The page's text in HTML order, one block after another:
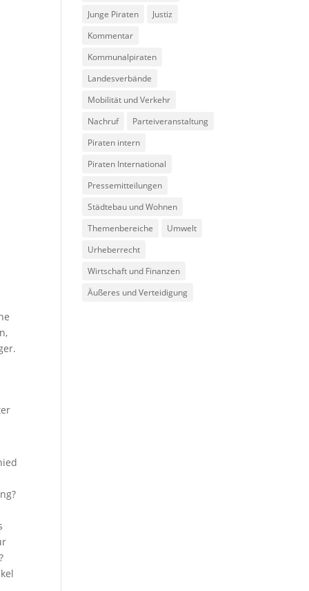
Junge Piraten
Justiz
Kommentar
Kommunalpiraten
Landesverbände
Mobilität und Verkehr
Nachruf
Parteiveranstaltung
Piraten intern
Piraten International
Pressemitteilungen
Städtebau und Wohnen
Themenbereiche
Umwelt
Urheberrecht
Wirtschaft und Finanzen
Äußeres und Verteidigung